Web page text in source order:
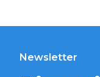
Newsletter